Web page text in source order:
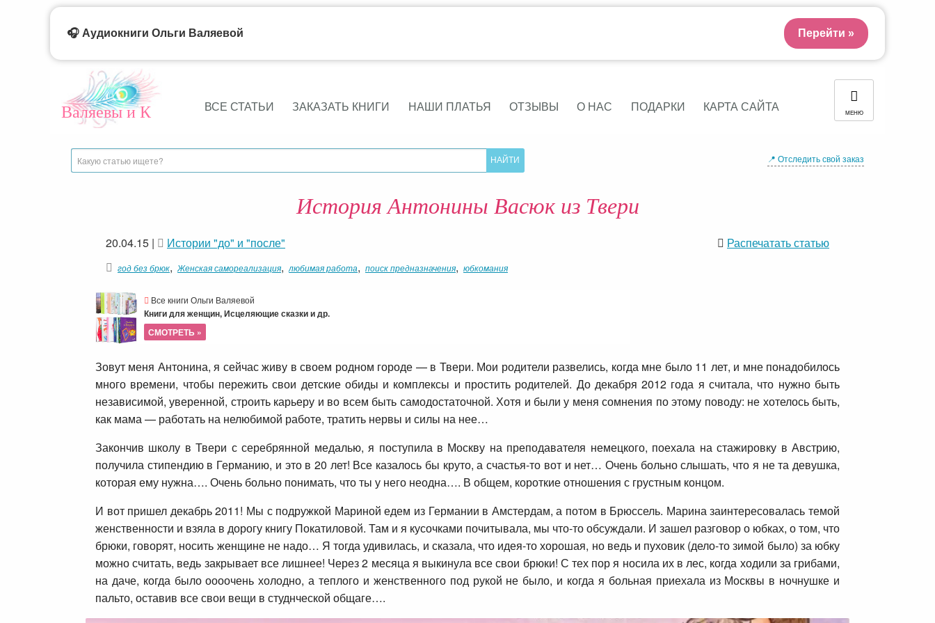
Валяевы и К ВСЕ СТАТЬИ ЗАКАЗАТЬ КНИГИ НАШИ ПЛАТЬЯ ОТЗЫВЫ О НАС ПОДАРКИ КАРТА САЙТА МЕНЮ
📍 Отследить свой заказ
История Антонины Васюк из Твери
20.04.15 | Истории "до" и "после"
год без брюк, Женская самореализация, любимая работа, поиск предназначения, юбкомания
Распечатать статью
Все книги Ольги Валяевой
Книги для женщин, Исцеляющие сказки и др.
СМОТРЕТЬ »
Зовут меня Антонина, я сейчас живу в своем родном городе — в Твери. Мои родители развелись, когда мне было 11 лет, и мне понадобилось
много времени, чтобы пережить свои детские обиды и комплексы и простить родителей. До декабря 2012 года я считала, что нужно быть
независимой, уверенной, строить карьеру и во всем быть самодостаточной. Хотя и были у меня сомнения по этому поводу: не хотелось быть,
как мама — работать на нелюбимой работе, тратить нервы и силы на нее…
Закончив школу в Твери с серебрянной медалью, я поступила в Москву на преподавателя немецкого, поехала на стажировку в Австрию,
получила стипендию в Германию, и это в 20 лет! Все казалось бы круто, а счастья-то вот и нет… Очень больно слышать, что я не та девушка,
которая ему нужна…. Очень больно понимать, что ты у него неодна…. В общем, короткие отношения с грустным концом.
И вот пришел декабрь 2011! Мы с подружкой Мариной едем из Германии в Амстердам, а потом в Брюссель. Марина заинтересовалась темой
женственности и взяла в дорогу книгу Покатиловой. Там и я кусочками почитывала, мы что-то обсуждали. И зашел разговор о юбках, о том, что
брюки, говорят, носить женщине не надо… Я тогда удивилась, и сказала, что идея-то хорошая, но ведь и пуховик (дело-то зимой было) за юбку
можно считать, ведь закрывает все лишнее! Через 2 месяца я выкинула все свои брюки! С тех пор я носила их в лес, когда ходили за грибами,
на даче, когда было оооочень холодно, а теплого и женственного под рукой не было, и когда я больная приехала из Москвы в ночнушке и
пальто, оставив все свои вещи в студнческой общаге….
🎧 Аудиокниги Ольги Валяевой Перейти »